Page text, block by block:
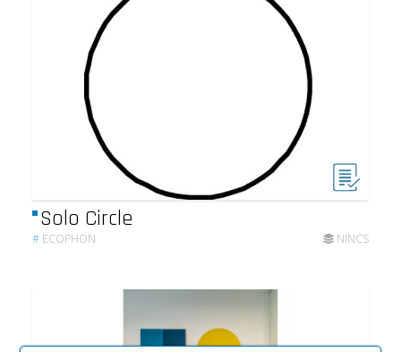
Solo Circle
# ECOPHON NINCS